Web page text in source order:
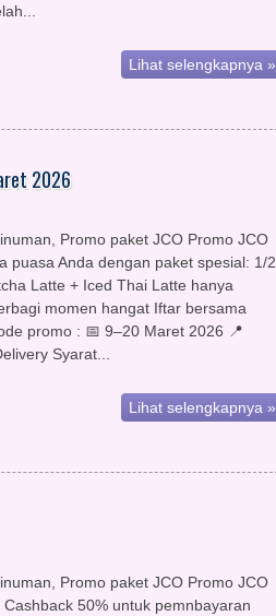
Lihat selengkapnya »
2026
Promo paket JCO Promo JCO
puasa Anda dengan paket spesial: 1/2
Latte + Iced Thai Latte hanya
momen hangat Iftar bersama
promo : 📅 9–20 Maret 2026 📍
Syarat...
Lihat selengkapnya »
Promo paket JCO Promo JCO
50% untuk pemnbayaran